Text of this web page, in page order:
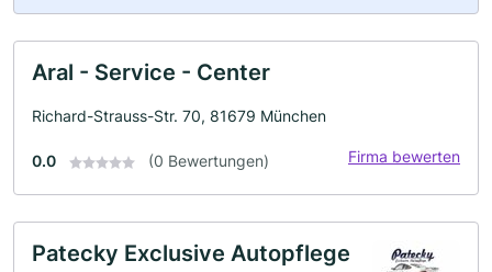
Aral - Service - Center
Richard-Strauss-Str. 70, 81679 München
0.0 (0 Bewertungen) Firma bewerten
Patecky Exclusive Autopflege